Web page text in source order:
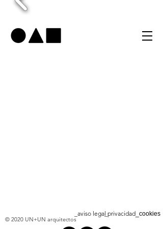
© 2020 UN+UN arquitectos
_aviso legal_privacidad _cookies